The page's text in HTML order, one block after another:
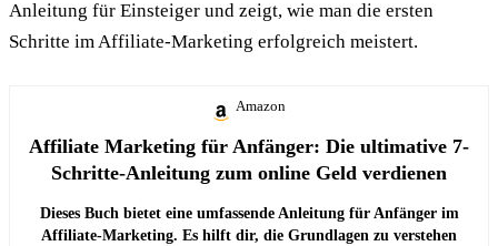
Anleitung für Einsteiger und zeigt, wie man die ersten
Schritte im Affiliate-Marketing erfolgreich meistert.
Amazon
Affiliate Marketing für Anfänger: Die ultimative 7-
Schritte-Anleitung zum online Geld verdienen
Dieses Buch bietet eine umfassende Anleitung für Anfänger im
Affiliate-Marketing. Es hilft dir, die Grundlagen zu verstehen